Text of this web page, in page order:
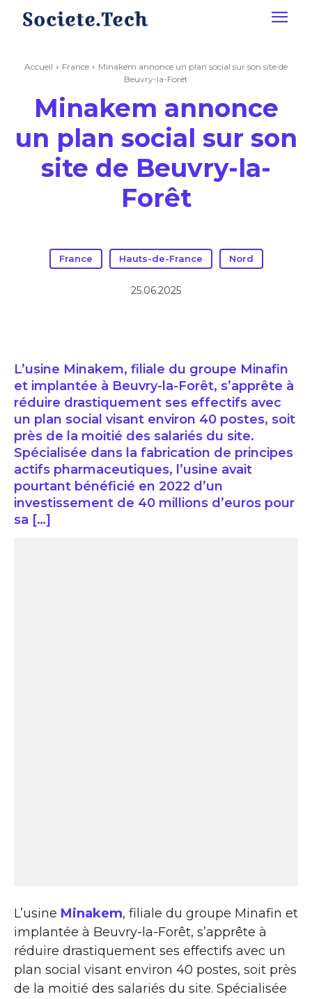
Accueil France
Minakem annonce un plan social sur son site de
Beuvry-la-Forêt
Minakem annonce
un plan social sur son
site de Beuvry-la-
Forêt
France Hauts-de-France Nord
25.06.2025
L’usine Minakem, filiale du groupe Minafin
et implantée à Beuvry-la-Forêt, s’apprête à
réduire drastiquement ses effectifs avec
un plan social visant environ 40 postes, soit
près de la moitié des salariés du site.
Spécialisée dans la fabrication de principes
actifs pharmaceutiques, l’usine avait
pourtant bénéficié en 2022 d’un
investissement de 40 millions d’euros pour
sa […]
L’usine Minakem, filiale du groupe Minafin et
implantée à Beuvry-la-Forêt, s’apprête à
réduire drastiquement ses effectifs avec un
plan social visant environ 40 postes, soit près
de la moitié des salariés du site. Spécialisée